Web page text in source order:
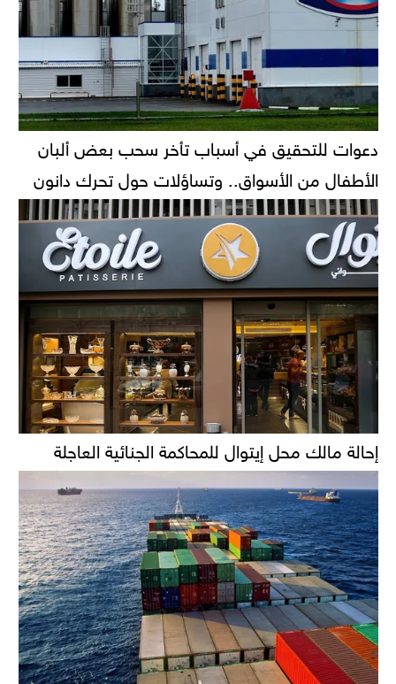
دعوات للتحقيق في أسباب تأخر سحب بعض ألبان
الأطفال من الأسواق.. وتساؤلات حول تحرك دانون
إحالة مالك محل إيتوال للمحاكمة الجنائية العاجلة